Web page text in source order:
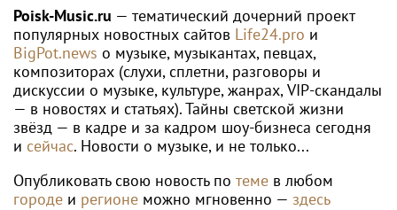
Poisk-Music.ru — тематический дочерний проект
популярных новостных сайтов Life24.pro и
BigPot.news о музыке, музыкантах, певцах,
композиторах (слухи, сплетни, разговоры и
дискуссии о музыке, культуре, жанрах, VIP-скандалы
— в новостях и статьях). Тайны светской жизни
звёзд — в кадре и за кадром шоу-бизнеса сегодня
и сейчас. Новости о музыке, и не только...
Опубликовать свою новость по теме в любом
городе и регионе можно мгновенно — здесь